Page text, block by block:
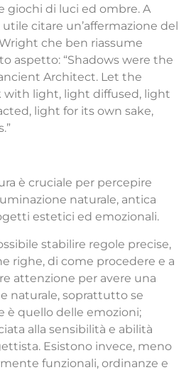
giochi di luci ed ombre. A
citare un’affermazione del
che ben riassume
aspetto: “Shadows were the
Architect. Let the
with light, light diffused, light
light for its own sake,
è cruciale per percepire
naturale, antica
estetici ed emozionali.
stabilire regole precise,
righe, di come procedere e a
attenzione per avere una
naturale, soprattutto se
è quello delle emozioni;
alla sensibilità e abilità
Esistono invece, meno
funzionali, ordinanze e